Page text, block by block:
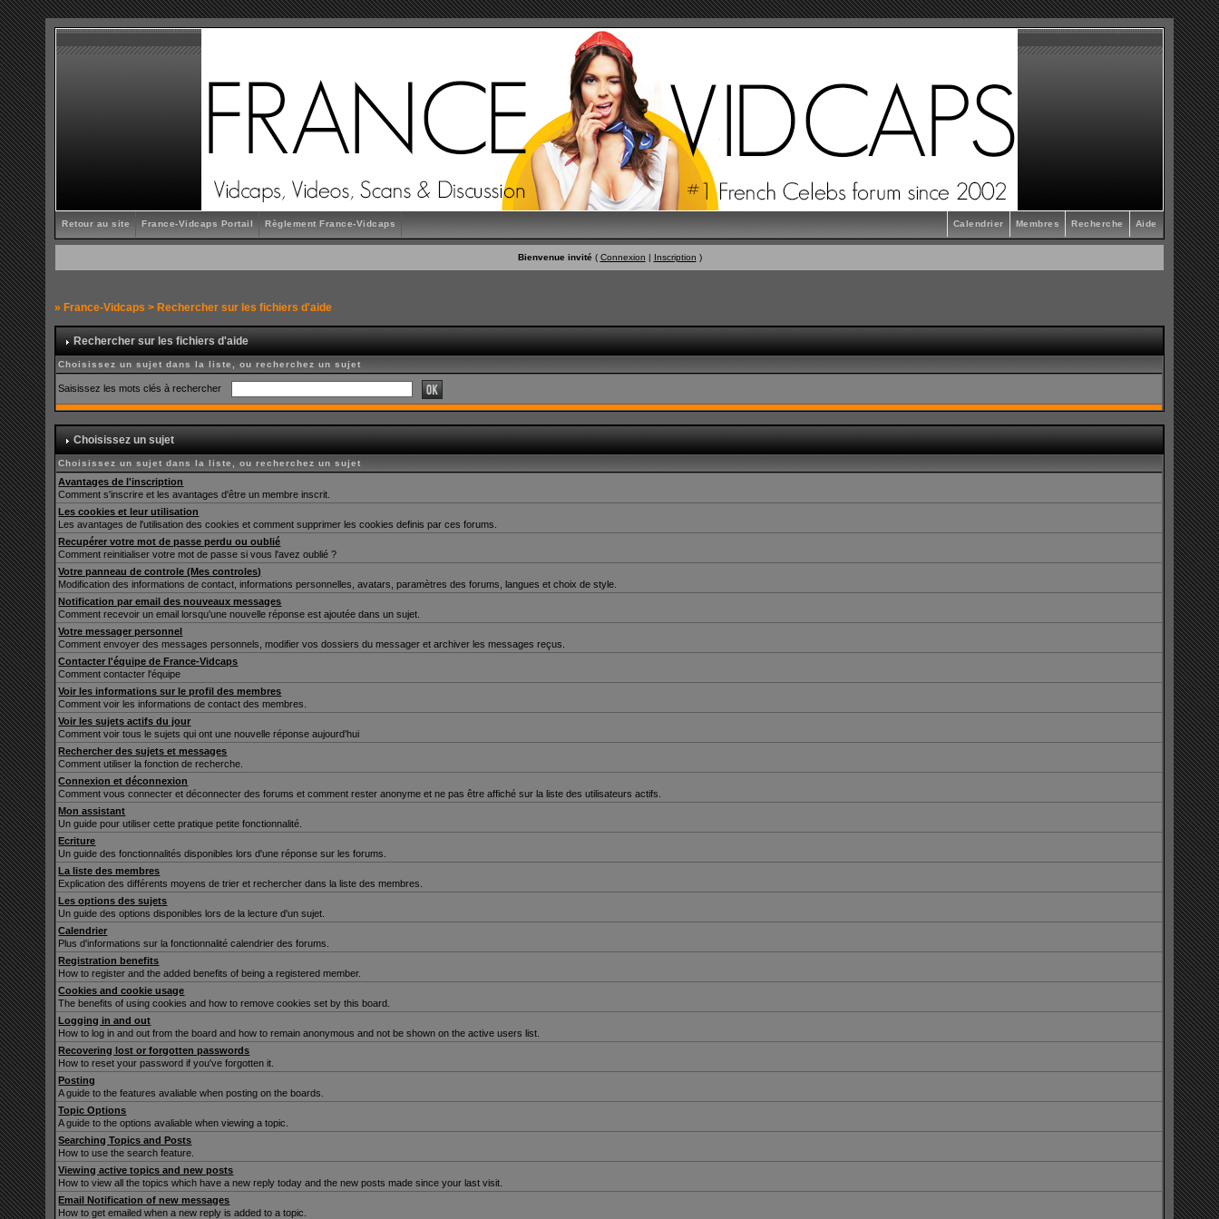
Retour au site France-Vidcaps Portail Règlement France-Vidcaps Aide
Recherche
Membres
Calendrier
Bienvenue invité( Connexion | Inscription )
» France-Vidcaps > Rechercher sur les fichiers d'aide
Rechercher sur les fichiers d'aide
Choisissez un sujet dans la liste, ou recherchez un sujet
Saisissez les mots clés à rechercher
Choisissez un sujet
Choisissez un sujet dans la liste, ou recherchez un sujet
Avantages de l'inscription
Comment s'inscrire et les avantages d'être un membre inscrit.
Les cookies et leur utilisation
Les avantages de l'utilisation des cookies et comment supprimer les cookies definis par ces forums.
Recupérer votre mot de passe perdu ou oublié
Comment reinitialiser votre mot de passe si vous l'avez oublié ?
Votre panneau de controle (Mes controles)
Modification des informations de contact, informations personnelles, avatars, paramètres des forums, langues et choix de style.
Notification par email des nouveaux messages
Comment recevoir un email lorsqu'une nouvelle réponse est ajoutée dans un sujet.
Votre messager personnel
Comment envoyer des messages personnels, modifier vos dossiers du messager et archiver les messages reçus.
Contacter l'équipe de France-Vidcaps
Comment contacter l'équipe
Voir les informations sur le profil des membres
Comment voir les informations de contact des membres.
Voir les sujets actifs du jour
Comment voir tous le sujets qui ont une nouvelle réponse aujourd'hui
Rechercher des sujets et messages
Comment utiliser la fonction de recherche.
Connexion et déconnexion
Comment vous connecter et déconnecter des forums et comment rester anonyme et ne pas être affiché sur la liste des utilisateurs actifs.
Mon assistant
Un guide pour utiliser cette pratique petite fonctionnalité.
Ecriture
Un guide des fonctionnalités disponibles lors d'une réponse sur les forums.
La liste des membres
Explication des différents moyens de trier et rechercher dans la liste des membres.
Les options des sujets
Un guide des options disponibles lors de la lecture d'un sujet.
Calendrier
Plus d'informations sur la fonctionnalité calendrier des forums.
Registration benefits
How to register and the added benefits of being a registered member.
Cookies and cookie usage
The benefits of using cookies and how to remove cookies set by this board.
Logging in and out
How to log in and out from the board and how to remain anonymous and not be shown on the active users list.
Recovering lost or forgotten passwords
How to reset your password if you've forgotten it.
Posting
A guide to the features avaliable when posting on the boards.
Topic Options
A guide to the options avaliable when viewing a topic.
Searching Topics and Posts
How to use the search feature.
Viewing active topics and new posts
How to view all the topics which have a new reply today and the new posts made since your last visit.
Email Notification of new messages
How to get emailed when a new reply is added to a topic.